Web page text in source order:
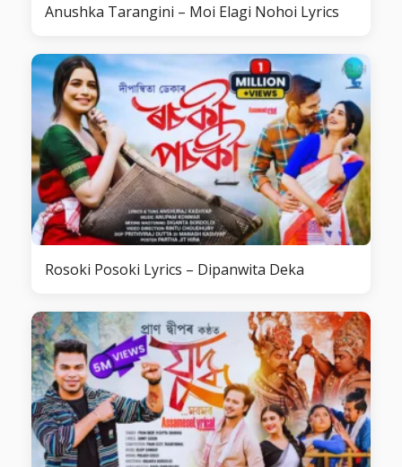
Anushka Tarangini – Moi Elagi Nohoi Lyrics
Rosoki Posoki Lyrics – Dipanwita Deka